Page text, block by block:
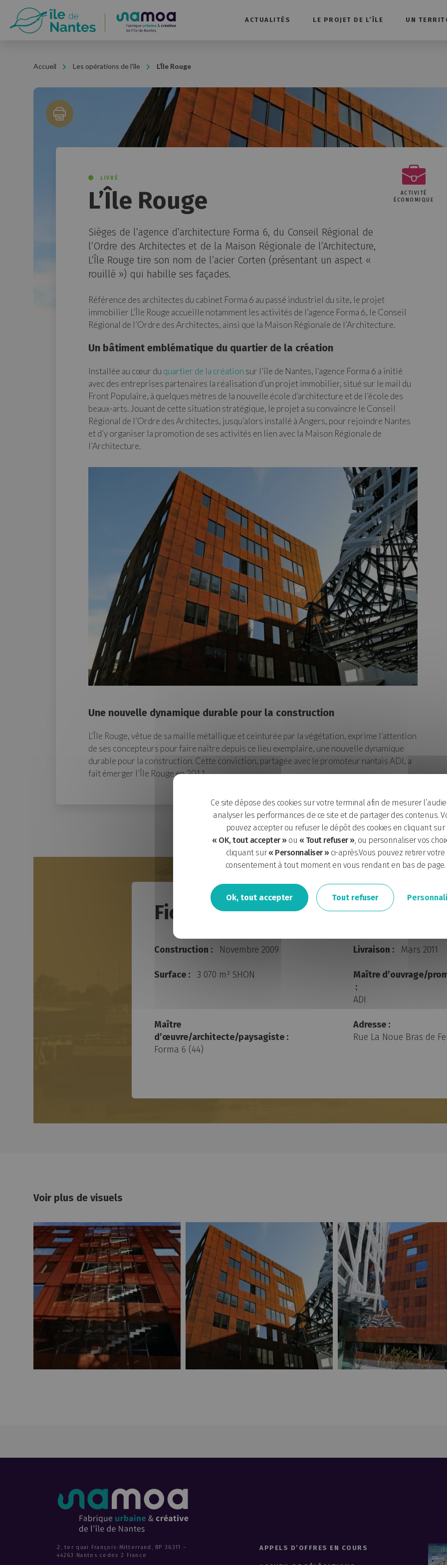
ACTUALITÉS LE PROJET DE L’ÎLE UN
Accueil Les opérations de l'île L’Île Rouge
ACTIVITÉ
ÉCONOMIQUE
LIVRÉ
L’Île Rouge
Sièges de l’agence d’architecture Forma 6, du Conseil Régional de
l’Ordre des Architectes et de la Maison Régionale de l’Architecture,
L’Île Rouge tire son nom de l’acier Corten (présentant un aspect «
rouillé ») qui habille ses façades.
Référence des architectes du cabinet Forma 6 au passé industriel du site, le projet
immobilier L’Île Rouge accueille notamment les activités de l’agence Forma 6, le Conseil
Régional de l’Ordre des Architectes, ainsi que la Maison Régionale de l’Architecture.
Un bâtiment emblématique du quartier de la création
Installée au cœur du quartier de la création sur l’île de Nantes, l’agence Forma 6 a initié
avec des entreprises partenaires la réalisation d’un projet immobilier, situé sur le mail du
Front Populaire, à quelques mètres de la nouvelle école d’architecture et de l’école des
beaux-arts. Jouant de cette situation stratégique, le projet a su convaincre le Conseil
Régional de l’Ordre des Architectes, jusqu’alors installé à Angers, pour rejoindre Nantes
et d’y organiser la promotion de ses activités en lien avec la Maison Régionale de
l’Architecture.
Une nouvelle dynamique durable pour la construction
L’Île Rouge, vêtue de sa maille métallique et ceinturée par la végétation, exprime l’attention
de ses concepteurs pour faire naître depuis ce lieu exemplaire, une nouvelle dynamique
durable pour la construction. Cette conviction, partagée avec le promoteur nantais ADI, a
fait émerger l’Île Rouge en 2011.
Fiche technique
Construction : Novembre 2009 Livraison : Mars 2011
Surface : 3 070 m² SHON
Maître d’ouvrage/
:
ADI
Maître
d’œuvre/architecte/paysagiste :
Forma 6 (44)
Adresse :
Rue La Noue Bras de
Voir plus de visuels
2, ter quai François-Mitterrand, BP 36311 –
44263 Nantes cedex 2 France
APPELS D’OFFRES EN COURS
Panneau de gestion des cookies
Ce site dépose des cookies sur votre terminal afin de mesurer
analyser les performances de ce site et de partager des contenus.
pouvez accepter ou refuser le dépôt des cookies en cliquant sur
« OK, tout accepter » ou « Tout refuser » , ou personnaliser vos
cliquant sur « Personnaliser » ci-après.Vous pouvez retirer votre
consentement à tout moment en vous rendant en bas de page.
Ok, tout accepter Tout refuser